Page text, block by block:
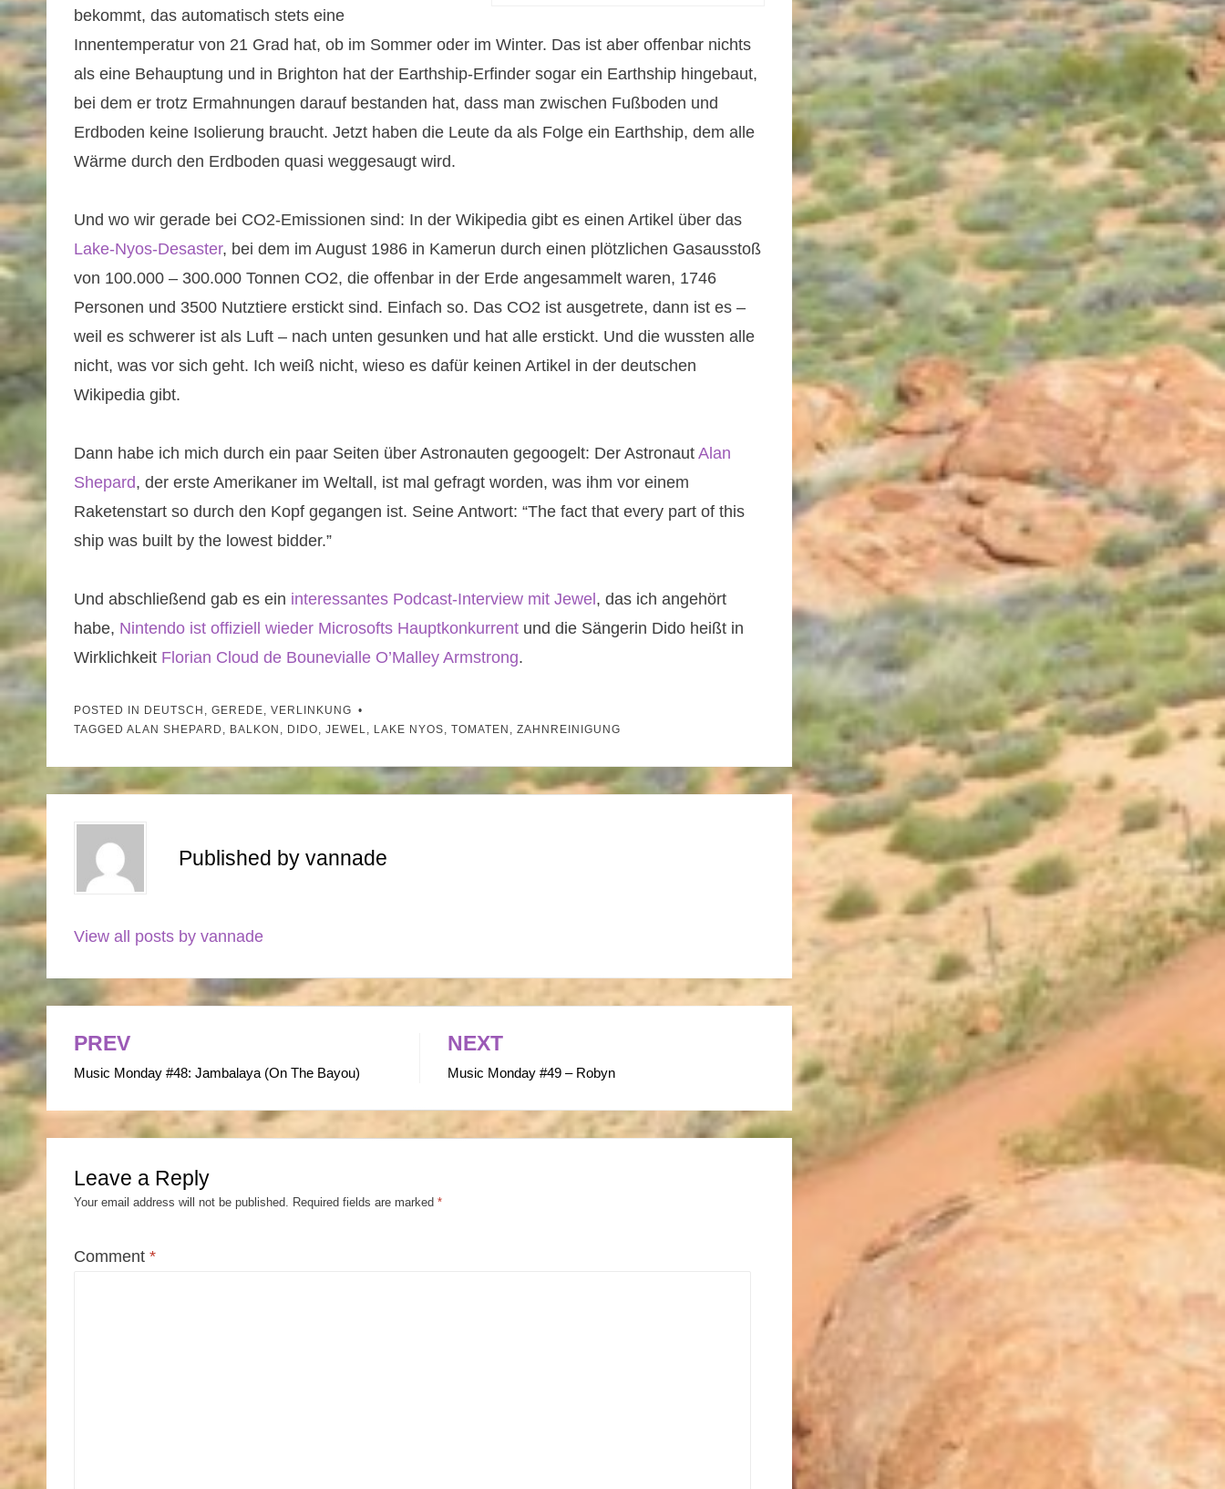
bekommt, das automatisch stets eine
Innentemperatur von 21 Grad hat, ob im Sommer oder im Winter. Das ist aber offenbar nichts
als eine Behauptung und in Brighton hat der Earthship-Erfinder sogar ein Earthship hingebaut,
bei dem er trotz Ermahnungen darauf bestanden hat, dass man zwischen Fußboden und
Erdboden keine Isolierung braucht. Jetzt haben die Leute da als Folge ein Earthship, dem alle
Wärme durch den Erdboden quasi weggesaugt wird.
Und wo wir gerade bei CO2-Emissionen sind: In der Wikipedia gibt es einen Artikel über das
Lake-Nyos-Desaster, bei dem im August 1986 in Kamerun durch einen plötzlichen Gasausstoß
von 100.000 – 300.000 Tonnen CO2, die offenbar in der Erde angesammelt waren, 1746
Personen und 3500 Nutztiere erstickt sind. Einfach so. Das CO2 ist ausgetrete, dann ist es –
weil es schwerer ist als Luft – nach unten gesunken und hat alle erstickt. Und die wussten alle
nicht, was vor sich geht. Ich weiß nicht, wieso es dafür keinen Artikel in der deutschen
Wikipedia gibt.
Dann habe ich mich durch ein paar Seiten über Astronauten gegoogelt: Der Astronaut Alan
Shepard, der erste Amerikaner im Weltall, ist mal gefragt worden, was ihm vor einem
Raketenstart so durch den Kopf gegangen ist. Seine Antwort: “The fact that every part of this
ship was built by the lowest bidder.”
Und abschließend gab es ein interessantes Podcast-Interview mit Jewel , das ich angehört
habe, Nintendo ist offiziell wieder Microsofts Hauptkonkurrent und die Sängerin Dido heißt in
Wirklichkeit Florian Cloud de Bounevialle O’Malley Armstrong.
POSTED IN DEUTSCH , GEREDE, VERLINKUNG
TAGGED ALAN SHEPARD , BALKON , DIDO, JEWEL, LAKE NYOS, TOMATEN , ZAHNREINIGUNG
Published by vannade
View all posts by vannade
Post
navigation
PREV
Music Monday #48: Jambalaya (On The Bayou)
NEXT
Music Monday #49 – Robyn
Leave a Reply
Your email address will not be published. Required fields are marked *
Comment *